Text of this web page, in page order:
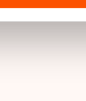
doorgeven
GDPR. Door op